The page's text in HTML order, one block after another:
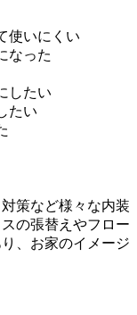
使いにくい
なった
したい
たい
策など様々な内装
の張替えやフロー
、お家のイメージ